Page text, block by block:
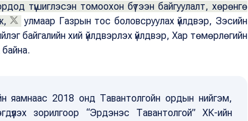
түшиглэсэн томоохон бүтээн байгуулалт, хөрөнгө
улмаар Газрын тос боловсруулах үйлдвэр, Зэсийн
байгалийн хий үйлдвэрлэх үйлдвэр, Хар төмөрлөгийн
яамнаас 2018 онд Тавантолгойн ордын нийгэм,
зорилгоор “Эрдэнэс Тавантолгой” ХК-ийн